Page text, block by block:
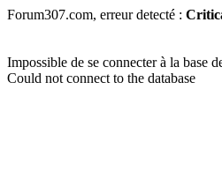
Forum307.com, erreur detecté :
Impossible de se connecter à la base
Could not connect to the database